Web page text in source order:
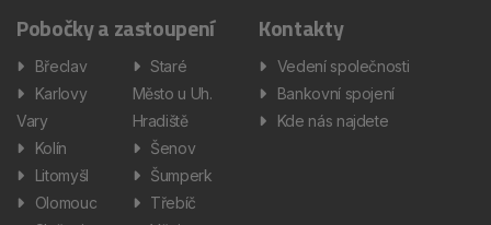
Pobočky a zastoupení
Břeclav
Karlovy
Vary
Kolín
Litomyšl
Olomouc
Staré
Město u Uh.
Hradiště
Šenov
Šumperk
Třebíč
Kontakty
Vedení společnosti
Bankovní spojení
Kde nás najdete